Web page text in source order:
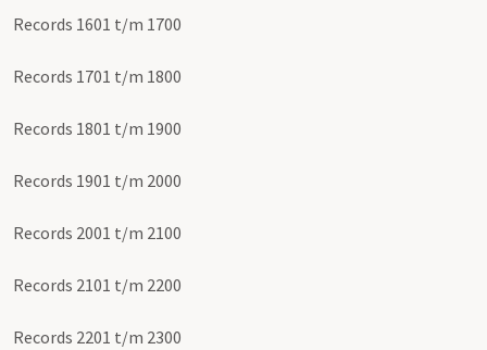
Records 1601 t/m 1700
Records 1701 t/m 1800
Records 1801 t/m 1900
Records 1901 t/m 2000
Records 2001 t/m 2100
Records 2101 t/m 2200
Records 2201 t/m 2300